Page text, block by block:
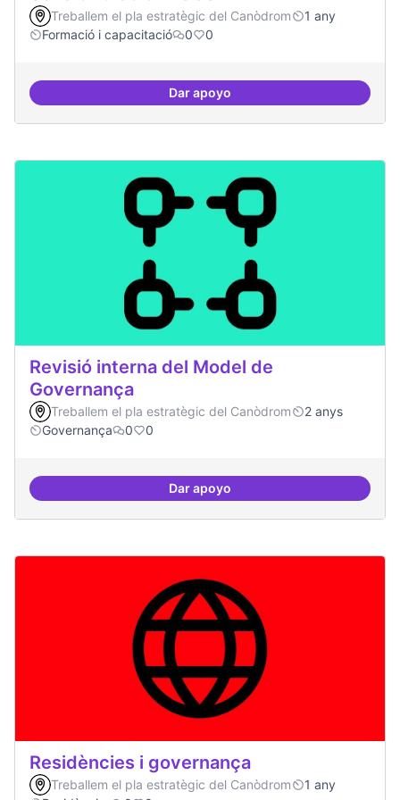
Treballem el pla estratègic del Canòdrom
1 any
Formació i capacitació
0 0
Dar apoyoSensibilització FLOSS
Revisió interna del Model de
Governança
Treballem el pla estratègic del Canòdrom
2 anys
Governança
0 0
Dar apoyoRevisió interna del Model de
Residències i governança
Treballem el pla estratègic del Canòdrom
1 any